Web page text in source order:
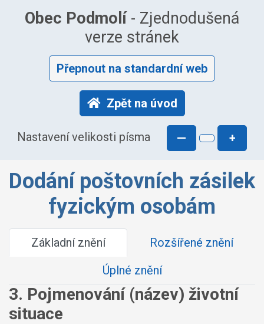
Obec Podmolí- Zjednodušená
verze stránek
Přepnout na standardní web
Zpět na úvod
Nastavení velikosti písma — +
Dodání poštovních zásilek
fyzickým osobám
Základní znění
Rozšířené znění
Úplné znění
3. Pojmenování (název) životní
situace